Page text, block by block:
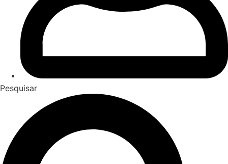
Pesquisar